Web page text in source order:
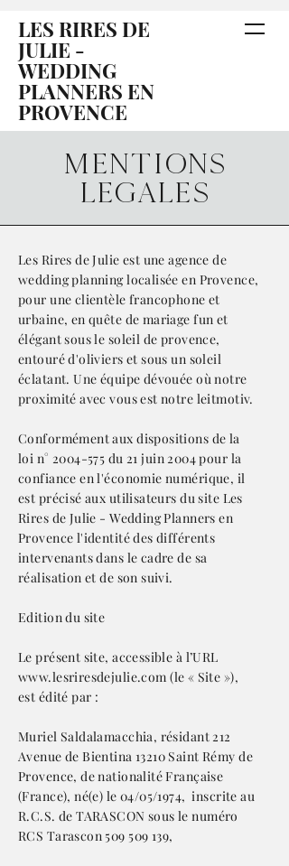
LES RIRES DE
JULIE -
WEDDING
PLANNERS EN
PROVENCE
MENTIONS
LÉGALES
Les Rires de Julie est une agence de
wedding planning localisée en Provence,
pour une clientèle francophone et
urbaine, en quête de mariage fun et
élégant sous le soleil de provence,
entouré d'oliviers et sous un soleil
éclatant. Une équipe dévouée où notre
proximité avec vous est notre leitmotiv.
Conformément aux dispositions de la
loi n° 2004-575 du 21 juin 2004 pour la
confiance en l'économie numérique, il
est précisé aux utilisateurs du site Les
Rires de Julie - Wedding Planners en
Provence l'identité des différents
intervenants dans le cadre de sa
réalisation et de son suivi.
Edition du site
Le présent site, accessible à l’URL
www.lesriresdejulie.com (le « Site »),
est édité par :
Muriel Saldalamacchia, résidant 212
Avenue de Bientina 13210 Saint Rémy de
Provence, de nationalité Française
(France), né(e) le 04/05/1974, inscrite au
R.C.S. de TARASCON sous le numéro
RCS Tarascon 509 509 139,